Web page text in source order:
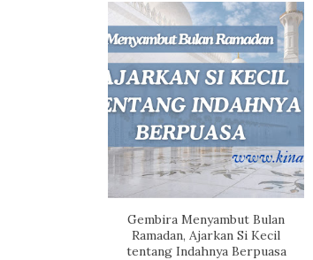
Gembira Menyambut Bulan
Ramadan, Ajarkan Si Kecil
tentang Indahnya Berpuasa